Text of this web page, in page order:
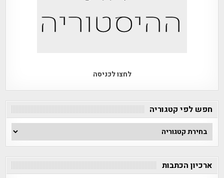
לחצו לכניסה
חפש לפי קטגוריה
חפש
לפי
ארכיון הכתבות